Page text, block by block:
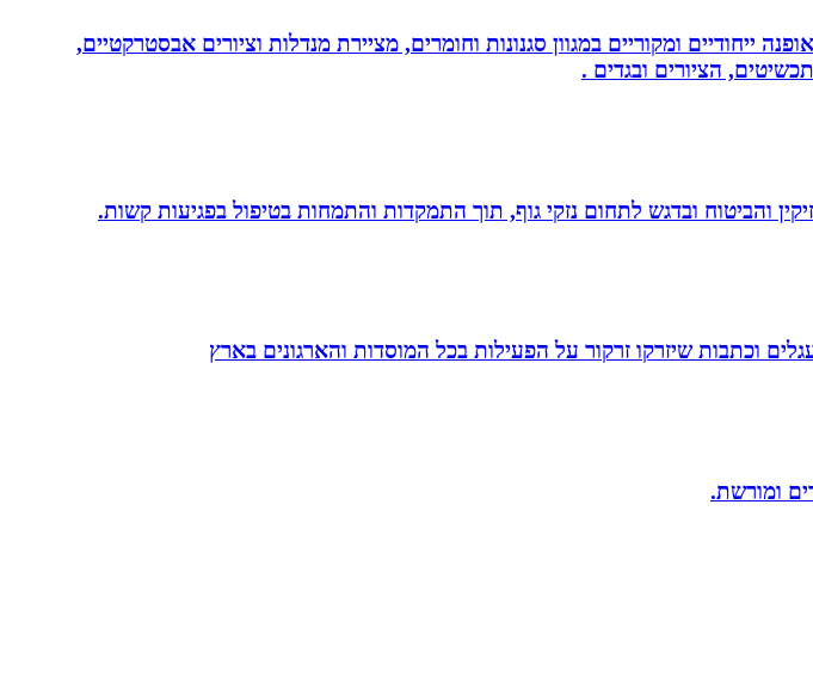
ומקוריים במגוון סגנונות וחומרים, מציירת מנדלות וציורים אבסטרקטיים,
הציורים ובגדים .
והביטוח ובדגש לתחום נזקי גוף, תוך התמקדות והתמחות בטיפול בפגיעות קשות.
וכתבות שיזרקו זרקור על הפעילות בכל המוסדות והארגונים בארץ
ומורשת.